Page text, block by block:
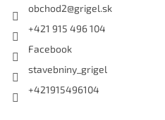
obchod2@grigel.sk
+421 915 496 104
Facebook
stavebniny_grigel
+421915496104